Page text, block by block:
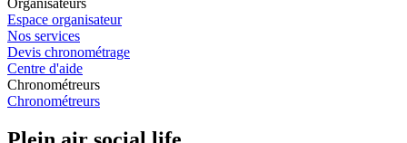
Organisateurs
Espace organisateur
Nos services
Devis chronométrage
Centre d'aide
Chronométreurs
Chronométreurs